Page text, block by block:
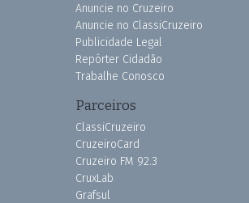
Anuncie no Cruzeiro
Anuncie no ClassiCruzeiro
Publicidade Legal
Repórter Cidadão
Trabalhe Conosco
Parceiros
ClassiCruzeiro
CruzeiroCard
Cruzeiro FM 92.3
CruxLab
Grafsul